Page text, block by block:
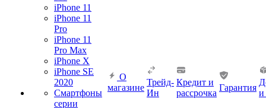
iPhone 11
iPhone 11
Pro
iPhone 11
Pro Max
iPhone X
iPhone SE
2020
Смартфоны
серии
О
магазине
Трейд-
Ин
Кредит и
рассрочка
Гарантия
и